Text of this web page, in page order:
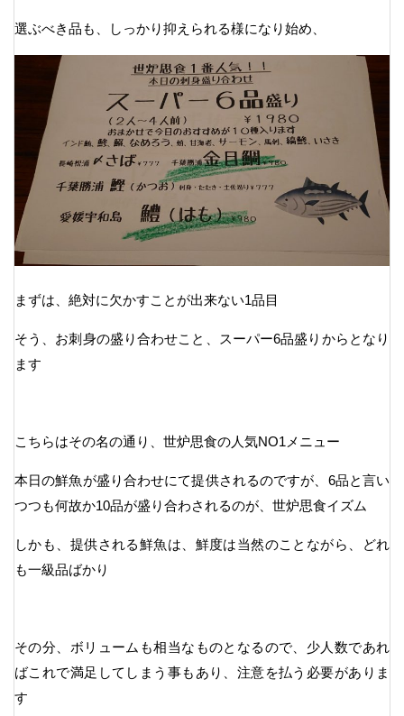
選ぶべき品も、しっかり抑えられる様になり始め、
まずは、絶対に欠かすことが出来ない1品目
そう、お刺身の盛り合わせこと、スーパー6品盛りからとなり
ます
こちらはその名の通り、世炉思食の人気NO1メニュー
本日の鮮魚が盛り合わせにて提供されるのですが、6品と言い
つつも何故か10品が盛り合わされるのが、世炉思食イズム
しかも、提供される鮮魚は、鮮度は当然のことながら、どれ
も一級品ばかり
その分、ボリュームも相当なものとなるので、少人数であれ
ばこれで満足してしまう事もあり、注意を払う必要がありま
す